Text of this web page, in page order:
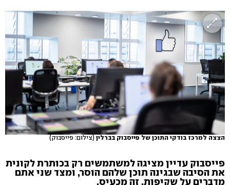
הצצה למרכז בודקי התוכן של פייסבוק בברלין(צילום: פייסבוק)
פייסבוק עדיין מציגה למשתמשים רק בכותרת לקונית
את הסיבה שבגינה תוכן שלהם הוסר, ומצד שני אתם
מדברים על שקיפות. זה מכעיס.